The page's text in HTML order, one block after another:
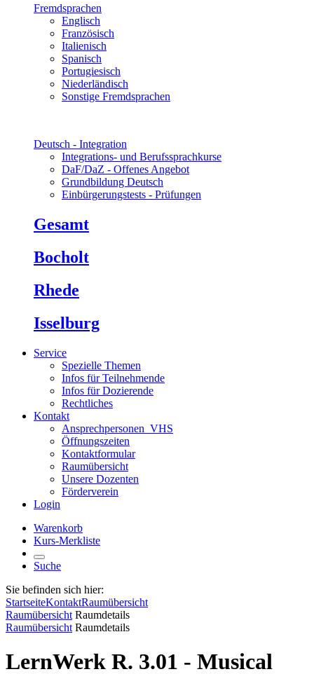
Fremdsprachen
Englisch
Französisch
Italienisch
Spanisch
Portugiesisch
Niederländisch
Sonstige Fremdsprachen
Deutsch - Integration
Integrations- und Berufssprachkurse
DaF/DaZ - Offenes Angebot
Grundbildung Deutsch
Einbürgerungstests - Prüfungen
Gesamt
Bocholt
Rhede
Isselburg
Service
Spezielle Themen
Infos für Teilnehmende
Infos für Dozierende
Rechtliches
Kontakt
Ansprechpersonen_VHS
Öffnungszeiten
Kontaktformular
Raumübersicht
Unsere Dozenten
Förderverein
Login
Warenkorb
Kurs-Merkliste
Suche
Sie befinden sich hier:
StartseiteKontaktRaumübersicht
Raumübersicht Raumdetails
Raumübersicht Raumdetails
LernWerk R. 3.01 - Musical